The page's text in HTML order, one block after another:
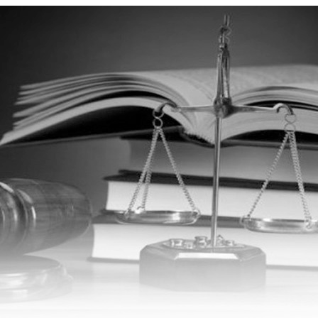
и по всей Украине: гражданские, семейные,
родителя и лишения родительских прав.
звонок